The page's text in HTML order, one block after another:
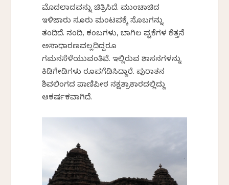
ಮೊದಲಾದವನ್ನು ಚಿತ್ರಿಸಿದೆ. ಮುಂಚಾಚಿದ
ಇಳಿಜಾರು ಸೂರು ಮಂಟಪಕ್ಕೆ ಸೊಬಗನ್ನು
ತಂದಿದೆ. ನಂದಿ, ಕಂಬಗಳು, ಬಾಗಿಲ ಪಟ್ಟಿಕೆಗಳ ಕೆತ್ತನೆ
ಅಸಾಧಾರಣವಲ್ಲದಿದ್ದರೂ
ಗಮನಸೆಳೆಯುವಂತಿವೆ. ಇಲ್ಲಿರುವ ಶಾಸನಗಳನ್ನು
ಕಿಡಿಗೇಡಿಗಳು ರೂಪಗೆಡಿಸಿದ್ದಾರೆ. ಪುರಾತನ
ಶಿವಲಿಂಗದ ಪಾಣಿಪೀಠ ನಕ್ಷತ್ರಾಕಾರದಲ್ಲಿದ್ದು
ಆಕರ್ಷಕವಾಗಿದೆ.